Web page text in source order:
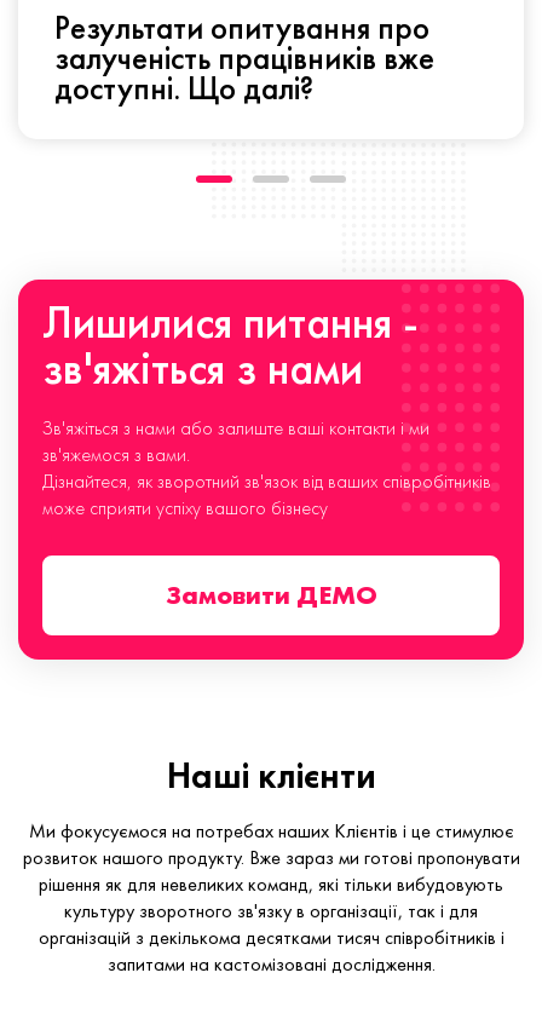
Результати опитування про
залученість працівників вже
доступні. Що далі?
Лишилися питання -
зв'яжіться з нами
Зв'яжіться з нами або залиште ваші контакти і ми
зв'яжемося з вами.
Дізнайтеся, як зворотний зв'язок від ваших співробітників
може сприяти успіху вашого бізнесу
Замовити ДЕМО
Наші клієнти
Ми фокусуємося на потребах наших Клієнтів і це стимулює
розвиток нашого продукту. Вже зараз ми готові пропонувати
рішення як для невеликих команд, які тільки вибудовують
культуру зворотного зв'язку в організації, так і для
організацій з декількома десятками тисяч співробітників і
запитами на кастомізовані дослідження.